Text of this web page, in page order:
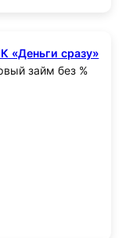
«Деньги сразу»
займ без %